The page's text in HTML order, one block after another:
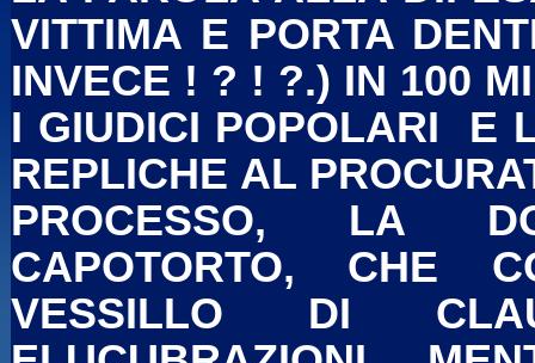
VITTIMA E PORTA
INVECE ! ? ! ?.) IN 100
I GIUDICI POPOLARI E
REPLICHE AL
PROCESSO, LA
CAPOTORTO, CHE
VESSILLO DI